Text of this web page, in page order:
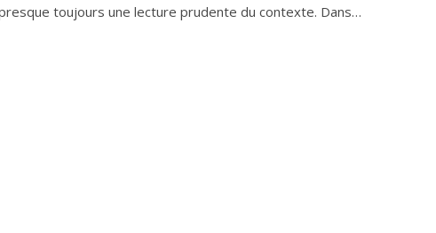
toujours une lecture prudente du contexte. Dans…